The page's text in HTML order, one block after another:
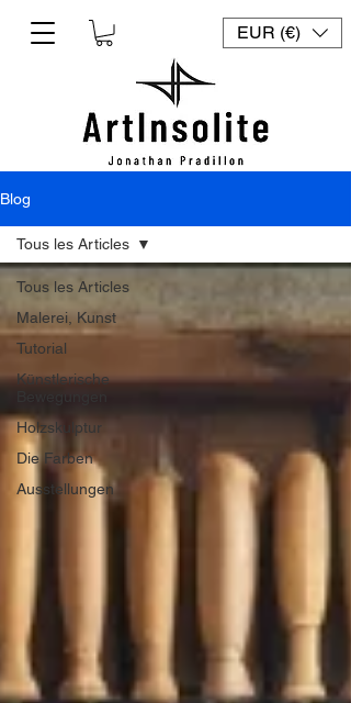
EUR (€)
Blog
Tous les Articles
Malerei, Kunst
Tutorial
Künstlerische
Holzskulptur
Die Farben
Ausstellungen
Tous les Articles